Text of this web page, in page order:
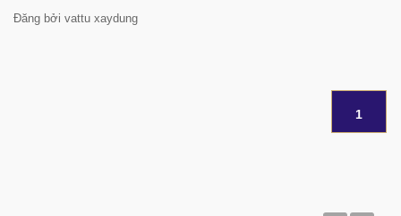
Đăng bởi vattu xaydung
1